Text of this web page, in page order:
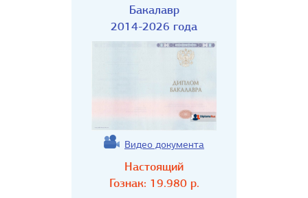
Бакалавр
2014-2026 года
Видео документа
Настоящий
Гознак: 19.980р.